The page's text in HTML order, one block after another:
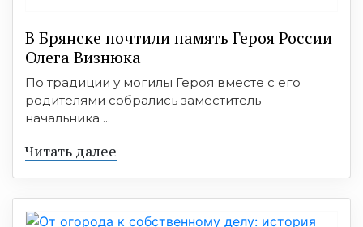
В Брянске почтили память Героя России
Олега Визнюка
По традиции у могилы Героя вместе с его
родителями собрались заместитель
начальника ...
Читать далее